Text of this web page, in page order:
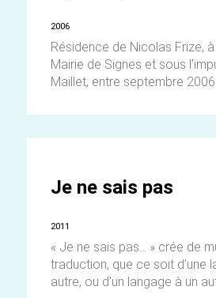
2006
Résidence de Nicolas Frize, à
Mairie de Signes et sous
Maillet, entre septembre 2006
Je ne sais pas
2011
« Je ne sais pas… » crée de
traduction, que ce soit d’une
autre, ou d’un langage à un